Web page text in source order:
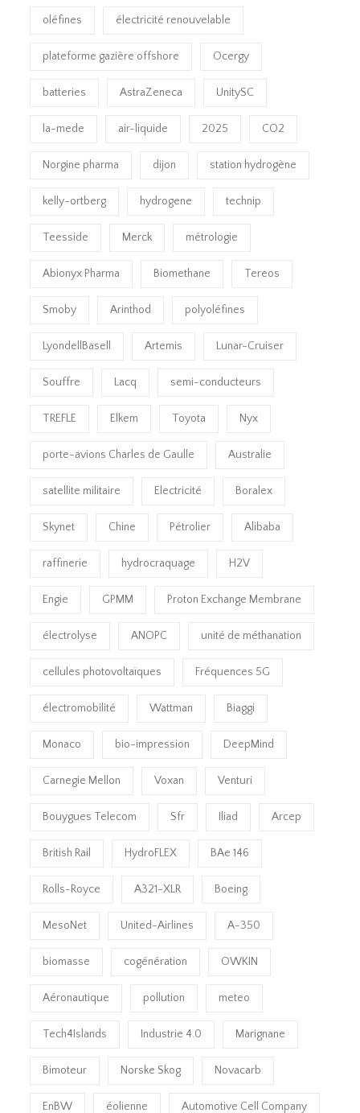
oléfines électricité renouvelable
plateforme gazière offshore Ocergy
batteries AstraZeneca UnitySC
la-mede air-liquide 2025 CO2
Norgine pharma dijon station hydrogène
kelly-ortberg hydrogene technip
Teesside Merck métrologie
Abionyx Pharma Biomethane Tereos
Smoby Arinthod polyoléfines
LyondellBasell Artemis Lunar-Cruiser
Souffre Lacq semi-conducteurs
TREFLE Elkem Toyota Nyx
porte-avions Charles de Gaulle Australie
satellite militaire Electricité Boralex
Skynet Chine Pétrolier Alibaba
raffinerie hydrocraquage H2V
Engie GPMM Proton Exchange Membrane
électrolyse ANOPC unité de méthanation
cellules photovoltaïques Fréquences 5G
électromobilité Wattman Biaggi
Monaco bio-impression DeepMind
Carnegie Mellon Voxan Venturi
Bouygues Telecom Sfr Iliad Arcep
British Rail HydroFLEX BAe 146
Rolls-Royce A321-XLR Boeing
MesoNet United-Airlines A-350
biomasse cogénération OWKIN
Aéronautique pollution meteo
Tech4Islands Industrie 4.0 Marignane
Bimoteur Norske Skog Novacarb
EnBW éolienne Automotive Cell Company